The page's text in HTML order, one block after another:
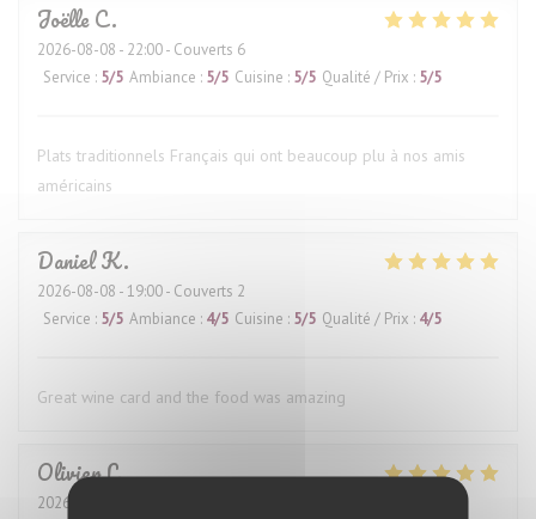
JoëlleC
2026-08-08 - 22:00 - Couverts 6
Service : 5/5 Ambiance : 5/5 Cuisine : 5/5 Qualité / Prix : 5/5
Plats traditionnels Français qui ont beaucoup plu à nos amis
américains
DanielK
2026-08-08 - 19:00 - Couverts 2
Service : 5/5 Ambiance : 4/5 Cuisine : 5/5 Qualité / Prix : 4/5
Great wine card and the food was amazing
OlivierL
2026-08-07